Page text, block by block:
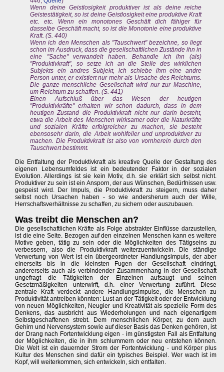
Wenn deine Geistlosigkeit produktiver ist als deine reiche
Geistestätigkeit, so ist deine Geistlosigkeit eine produktive Kraft
etc. etc. Wenn ein monotones Geschäft dich fähiger für
dasselbe Geschäft macht, so ist die Monotonie eine produktive
Kraft. (S. 440)
Wenn ich den Menschen als "Tauschwert" bezeichne, so liegt
schon im Ausdruck, dass die gesellschaftlichen Zustände ihn in
eine "Sache" verwandelt haben. Behandle ich ihn (als)
"Produktivkraft", so setze ich an die Stelle des wirklichen
Subjekts ein andres Subjekt, ich schiebe ihm eine andre
Person unter, er existiert nur mehr als Ursache des Reichtums.
Die ganze menschliche Gesellschaft wird nur zur Maschine,
um Reichtum zu schaffen. (S. 441)
Einen Aufschluß über das Wesen der heutigen
"Produktivkräfte" erhalten wir schon dadurch, dass in dem
heutigen Zustand die Produktivkraft nicht nur darin besteht,
etwa die Arbeit des Menschen wirksamer oder die Naturkräfte
und sozialen Kräfte erfolgreicher zu machen, sie besteht
ebensosehr darin, die Arbeit wohlfeiler und unproduktiver zu
machen. Die Produktivkraft ist also von vornherein durch den
Tauschwert bestimmt.
Die Entfaltung der Produktivkraft als kreative Quelle der Gestaltung des
eigenen Lebensumfeldes ist ein bedeutender Faktor in der sozialen
Evolution. Allerdings ist sie kein Motiv, d.h. sie erklärt sich selbst nicht.
Produktiver zu sein ist ein Ansporn, der aus Wünschen, Bedürfnissen usw.
gespeist wird. Der Impuls, die Produktivkraft zu steigern, muss daher
selbst noch Ursachen haben - so wie andersherum auch der Wille,
Herrschaftsverhältnisse zu schaffen, zu sichern oder auszubauen.
Was treibt die Menschen an?
Die gesellschaftlichen Kräfte als Folge abstrakter Einflüsse darzustellen,
ist die eine Seite. Bezogen auf den einzelnen Menschen kann es weitere
Motive geben, tätig zu sein oder die Möglichkeiten des Tätigseins zu
verbessern, also die Produktivkraft weiterzuentwickeln. Die ständige
Verwertung von Wert ist ein übergeordneter Handlungsimpuls, der aber
einerseits bis in die kleinsten Fugen der Gesellschaft eindringt,
andererseits auch als verbindender Zusammenhang in der Gesellschaft
ungefragt die Tätigkeiten der Einzelnen aufsaugt und seinen
Gesetzmäßigkeiten unterwirft, d.h. einer Verwertung zuführt. Diese
zentrale Kraft verdeckt andere Handlungsimpulse, die Menschen zu
Produktivität antreiben könnten: Lust an der Tätigkeit oder der Entwicklung
von neuen Möglichkeiten, Neugier und Kreativität als spezielle Form des
Denkens, das ausbricht aus Wiederholungen und nach eigenartigem
Selbstgeschaffenen strebt. Dem menschlichen Körper, zu dem auch
Gehirn und Nervensystem sowie auf dieser Basis das Denken gehören, ist
der Drang nach Fortentwicklung eigen - im günstigsten Fall als Entfaltung
der Möglichkeiten, die in ihm schlummern oder neu entstehen können.
Die Welt ist ein dauernder Strom der Fortentwicklung - und Körper plus
Kultur des Menschen sind dafür ein typisches Beispiel. Wer wach ist im
Kopf, will weiterkommen, sich entwickeln, sich entfalten.